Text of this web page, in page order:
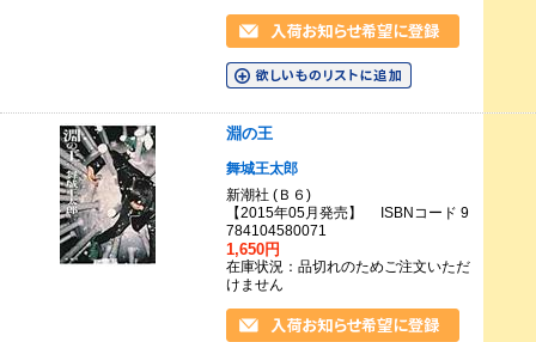
淵の王
舞城王太郎
新潮社 (Ｂ６)
【2015年05月発売】 ISBNコード 9
784104580071
1,650円
在庫状況：品切れのためご注文いただ
けません